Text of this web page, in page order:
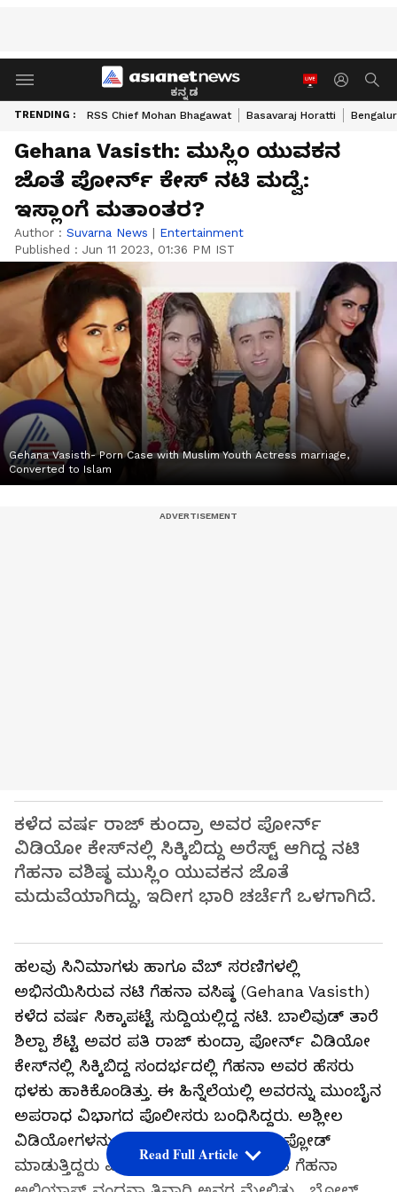
ಕನ್ನಡ
TRENDING : RSS Chief Mohan Bhagawat Basavaraj Horatti
Gehana Vasisth: ಮುಸ್ಲಿಂ ಯುವಕನ
ಜೊತೆ ಪೋರ್ನ್​ ಕೇಸ್​ ನಟಿ ಮದ್ವೆ:
ಇಸ್ಲಾಂಗೆ ಮತಾಂತರ?
Author : Suvarna News | Entertainment
Published : Jun 11 2023, 01:36 PM IST
Gehana Vasisth- Porn Case with Muslim Youth Actress marriage,
Converted to Islam
ಕಳೆದ ವರ್ಷ ರಾಜ್​ ಕುಂದ್ರಾ ಅವರ ಪೋರ್ನ್​​
ವಿಡಿಯೋ ಕೇಸ್​ನಲ್ಲಿ ಸಿಕ್ಕಿಬಿದ್ದು ಅರೆಸ್ಟ್​ ಆಗಿದ್ದ ನಟಿ
ಗೆಹನಾ ವಶಿಷ್ಠ ಮುಸ್ಲಿಂ ಯುವಕನ ಜೊತೆ
ಮದುವೆಯಾಗಿದ್ದು, ಇದೀಗ ಭಾರಿ ಚರ್ಚೆಗೆ ಒಳಗಾಗಿದೆ.
ಹಲವು ಸಿನಿಮಾಗಳು ಹಾಗೂ ವೆಬ್‌ ಸರಣಿಗಳಲ್ಲಿ
ಅಭಿನಯಿಸಿರುವ ನಟಿ ಗೆಹನಾ ವಸಿಷ್ಠ (Gehana Vasisth)
ಕಳೆದ ವರ್ಷ ಸಿಕ್ಕಾಪಟ್ಟೆ ಸುದ್ದಿಯಲ್ಲಿದ್ದ ನಟಿ. ಬಾಲಿವುಡ್​ ತಾರೆ
ಶಿಲ್ಪಾ ಶೆಟ್ಟಿ ಅವರ ಪತಿ ರಾಜ್​ ಕುಂದ್ರಾ ಪೋರ್ನ್​ ವಿಡಿಯೋ
ಕೇಸ್​ನಲ್ಲಿ ಸಿಕ್ಕಿಬಿದ್ದ ಸಂದರ್ಭದಲ್ಲಿ ಗೆಹನಾ ಅವರ ಹೆಸರು
ಥಳಕು ಹಾಕಿಕೊಂಡಿತ್ತು. ಈ ಹಿನ್ನೆಲೆಯಲ್ಲಿ ಅವರನ್ನು ಮುಂಬೈನ
ಅಪರಾಧ ವಿಭಾಗದ ಪೊಲೀಸರು ಬಂಧಿಸಿದ್ದರು. ಅಶ್ಲೀಲ
ವಿಡಿಯೋಗಳನ್ನು ಚಿತ್ರೀಕರಿಸಿ ವೆಬ್‌ಸೈಟ್‌ಗೆ ಅಪ್ಲೋಡ್‌
ಮಾಡುತ್ತಿದ್ದರು ಎಂಬ ಗಂಭೀರ ಆರೋಪ ನಟಿ ಗೆಹನಾ
Read Full Article